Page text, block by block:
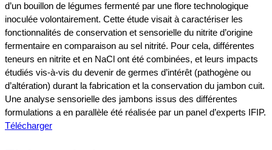
d’un bouillon de légumes fermenté par une flore technologique
inoculée volontairement. Cette étude visait à caractériser les
fonctionnalités de conservation et sensorielle du nitrite d’origine
fermentaire en comparaison au sel nitrité. Pour cela, différentes
teneurs en nitrite et en NaCl ont été combinées, et leurs impacts
étudiés vis-à-vis du devenir de germes d’intérêt (pathogène ou
d’altération) durant la fabrication et la conservation du jambon cuit.
Une analyse sensorielle des jambons issus des différentes
formulations a en parallèle été réalisée par un panel d’experts IFIP.
Télécharger